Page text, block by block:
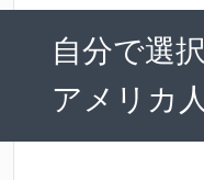
自分で選
アメリカ人